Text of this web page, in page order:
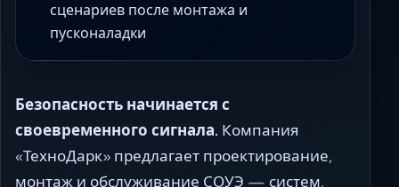
сценариев после монтажа и
пусконаладки
Безопасность начинается с
своевременного сигнала. Компания
«ТехноДарк» предлагает проектирование,
монтаж и обслуживание СОУЭ — систем,